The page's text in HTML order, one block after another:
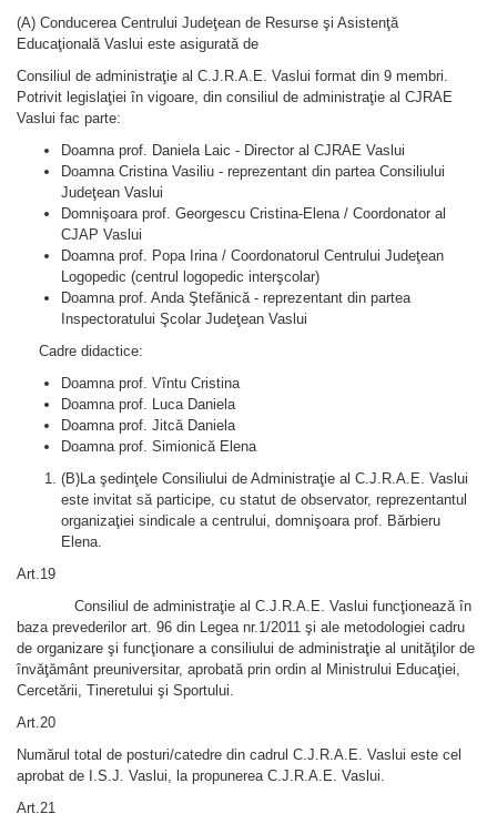
(A) Conducerea Centrului Judeţean de Resurse şi Asistenţă
Educaţională Vaslui este asigurată de
Consiliul de administraţie al C.J.R.A.E. Vaslui format din 9 membri.
Potrivit legislaţiei în vigoare, din consiliul de administraţie al CJRAE
Vaslui fac parte:
Doamna prof. Daniela Laic - Director al CJRAE Vaslui
Doamna Cristina Vasiliu - reprezentant din partea Consiliului
Judeţean Vaslui
Domnişoara prof. Georgescu Cristina-Elena / Coordonator al
CJAP Vaslui
Doamna prof. Popa Irina / Coordonatorul Centrului Judeţean
Logopedic (centrul logopedic interşcolar)
Doamna prof. Anda Ştefănică - reprezentant din partea
Inspectoratului Şcolar Judeţean Vaslui
Cadre didactice:
Doamna prof. Vîntu Cristina
Doamna prof. Luca Daniela
Doamna prof. Jitcă Daniela
Doamna prof. Simionică Elena
(B)La şedinţele Consiliului de Administraţie al C.J.R.A.E. Vaslui
este invitat să participe, cu statut de observator, reprezentantul
organizaţiei sindicale a centrului, domnişoara prof. Bărbieru
Elena.
Art.19
Consiliul de administraţie al C.J.R.A.E. Vaslui funcţionează în
baza prevederilor art. 96 din Legea nr.1/2011 şi ale metodologiei cadru
de organizare şi funcţionare a consiliului de administraţie al unităţilor de
învăţământ preuniversitar, aprobată prin ordin al Ministrului Educaţiei,
Cercetării, Tineretului şi Sportului.
Art.20
Numărul total de posturi/catedre din cadrul C.J.R.A.E. Vaslui este cel
aprobat de I.S.J. Vaslui, la propunerea C.J.R.A.E. Vaslui.
Art.21